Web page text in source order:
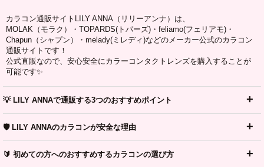
カラコン通販サイトLILY ANNA（リリーアンナ）は、
MOLAK（モラク）・TOPARDS(トパーズ)・feliamo(フェリアモ)・
Chapun（シャプン）・melady(ミレディ)などのメーカー公式のカラコン
通販サイトです！
公式直販なので、安心安全にカラーコンタクトレンズを購入することが
可能です✨
💡 LILY ANNAで通販する3つのおすすめポイント
🛡️ LILY ANNAのカラコンが安全な理由
🔰 初めての方へのおすすめするカラコンの選び方